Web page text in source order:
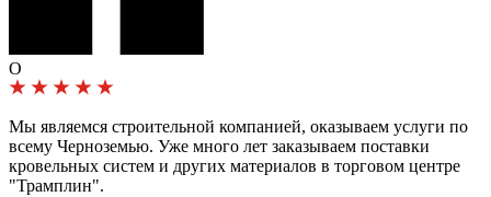
О
Мы являемся строительной компанией, оказываем услуги по
всему Черноземью. Уже много лет заказываем поставки
кровельных систем и других материалов в торговом центре
"Трамплин".